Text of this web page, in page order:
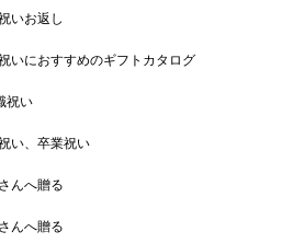
いお返し
いにおすすめのギフトカタログ
祝い
い、卒業祝い
んへ贈る
んへ贈る